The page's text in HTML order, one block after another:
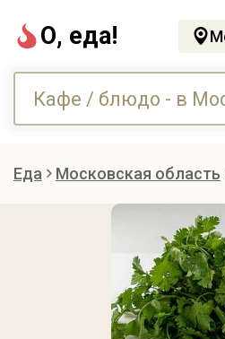
О, еда!
Еда Московская область